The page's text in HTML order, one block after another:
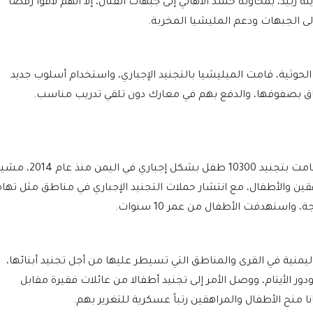
بمحاولة حشد الأهالي إلى جبهات القتال، إلا أنهم لاقوا رفضا
الجبهات ودعم المليشيا المخربة.
قامت الميليشيا بالتجنيد الإجباري، واستخدام أسلوب جديد
بصفوفها، والدفع بهم في معارك دون تلقي تدريب مناسب.
وكشف تقرير حقوقي دولي، أن مليشيا الحوثي قامت بتجنيد 10300 طفل بشكل
لآلاف المراهقين والأطفال، مع انتشار حملات التجنيد الإجباري في مناطق مثل
الأطفال من عمر 10 سنوات.
في القرى والمناطق التي تسيطر عليها من أجل تجنيد أبنائها،
الأيتام، ووصل الأمر إلى تجنيد أطفالا من عائلات فقيرة مقابل